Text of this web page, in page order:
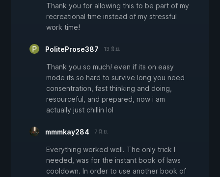
Thank you for allowing this to be part of my
recreational time instead of my stressful
work time!
PoliteProse387 13 มิ.ย.
Thank you so much! even if its on easy
mode its so hard to survive long you need
consentration, fast thinking and doing,
resourceful, and prepared, now i am
actually just chillin lol
mmmkay284 7 มิ.ย.
Everything worked well. The only trick I
needed, was for the instant book of laws
cooldown. In order to use another book of